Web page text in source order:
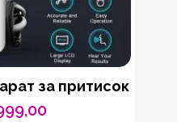
за притисок